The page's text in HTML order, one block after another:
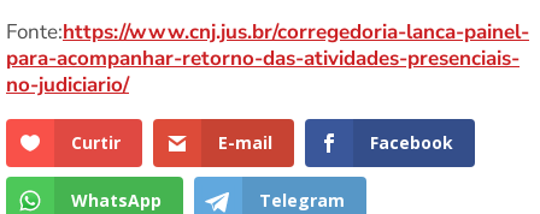
Fonte:https://www.cnj.jus.br/corregedoria-lanca-painel-
para-acompanhar-retorno-das-atividades-presenciais-
no-judiciario/
Curtir E-mail Facebook
WhatsApp Telegram